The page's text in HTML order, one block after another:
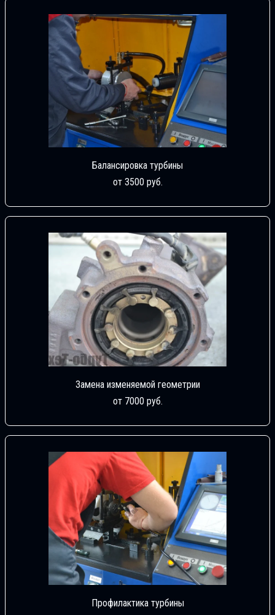
Балансировка турбины
от 3500 руб.
Замена изменяемой геометрии
от 7000 руб.
Профилактика турбины